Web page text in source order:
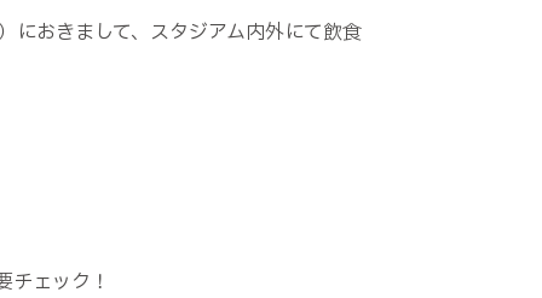
おきまして、スタジアム内外にて飲食
ェック！